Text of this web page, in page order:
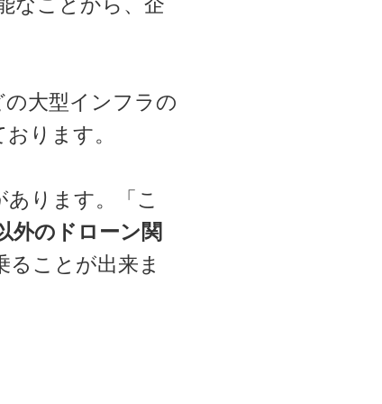
大型インフラの
ります。
ります。「こ
外のドローン関
ることが出来ま